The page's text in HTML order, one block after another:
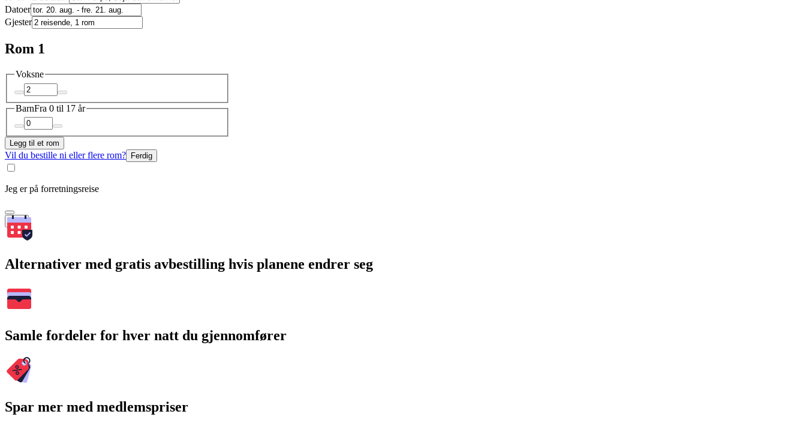
Datoer
Gjester
Rom 1
Voksne
BarnFra 0 til 17 år
Legg til et rom
Vil du bestille ni eller flere rom? Ferdig
Jeg er på forretningsreise
Søk
Alternativer med gratis avbestilling hvis planene endrer seg
Samle fordeler for hver natt du gjennomfører
Spar mer med medlemspriser